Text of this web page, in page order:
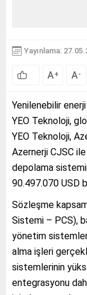
Yayınlama:
A+ A-
Yenilenebilir
YEO Teknoloji,
YEO Teknoloji,
Azernerji CJSC
depolama
90.497.070 USD
Sözleşme
Sistemi – PCS),
yönetim
alma işleri
sistemlerinin
entegrasyonu